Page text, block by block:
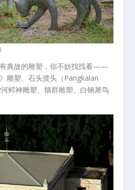
典故的雕塑，你不妨找找看——
雕塑、石头渡头（Pangkalan
鳄神雕塑、猫群雕塑、白钢犀鸟